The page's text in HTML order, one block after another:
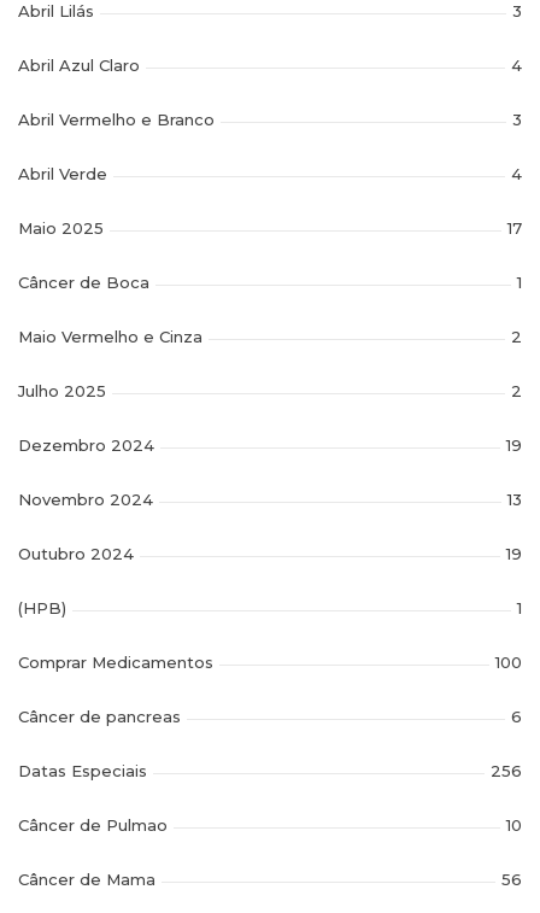
Abril Lilás 3
Abril Azul Claro 4
Abril Vermelho e Branco 3
Abril Verde 4
Maio 2025 17
Câncer de Boca 1
Maio Vermelho e Cinza 2
Julho 2025 2
Dezembro 2024 19
Novembro 2024 13
Outubro 2024 19
(HPB) 1
Comprar Medicamentos 100
Câncer de pancreas 6
Datas Especiais 256
Câncer de Pulmao 10
Câncer de Mama 56